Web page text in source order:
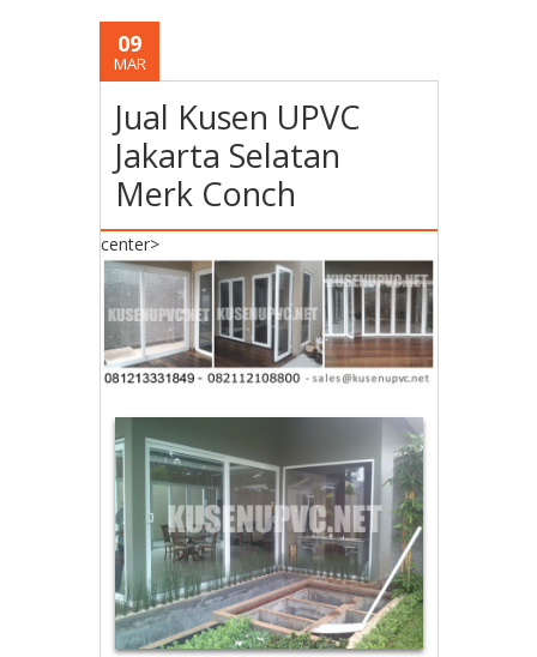
09
MAR
Jual Kusen UPVC
Jakarta Selatan
Merk Conch
center>